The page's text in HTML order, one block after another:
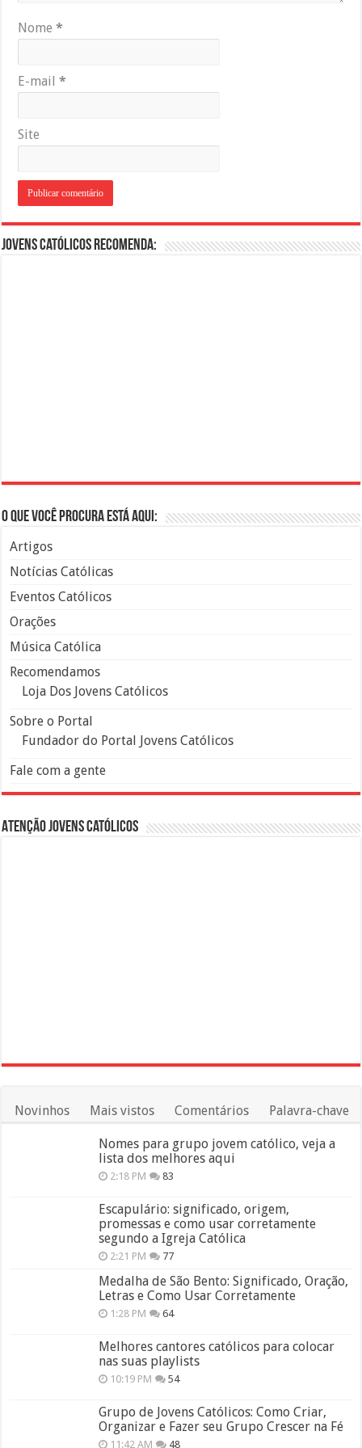
Nome*
E-mail*
Site
Jovens Católicos Recomenda:
O que você procura está aqui:
Artigos
Notícias Católicas
Eventos Católicos
Orações
Música Católica
Recomendamos
Loja Dos Jovens Católicos
Sobre o Portal
Fundador do Portal Jovens Católicos
Fale com a gente
Atenção Jovens Católicos
Novinhos Mais vistos Comentários Palavra-chave
Nomes para grupo jovem católico, veja a
lista dos melhores aqui
2:18 PM 83
Escapulário: significado, origem,
promessas e como usar corretamente
segundo a Igreja Católica
2:21 PM 77
Medalha de São Bento: Significado, Oração,
Letras e Como Usar Corretamente
1:28 PM 64
Melhores cantores católicos para colocar
nas suas playlists
10:19 PM 54
Grupo de Jovens Católicos: Como Criar,
Organizar e Fazer seu Grupo Crescer na Fé
11:42 AM 48